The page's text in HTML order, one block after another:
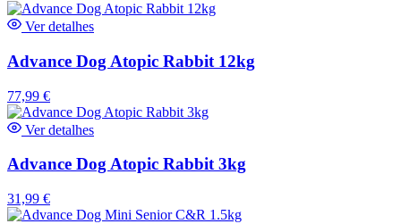
Ver detalhes
Advance Dog Atopic Rabbit 12kg
77,99 €
Ver detalhes
Advance Dog Atopic Rabbit 3kg
31,99 €